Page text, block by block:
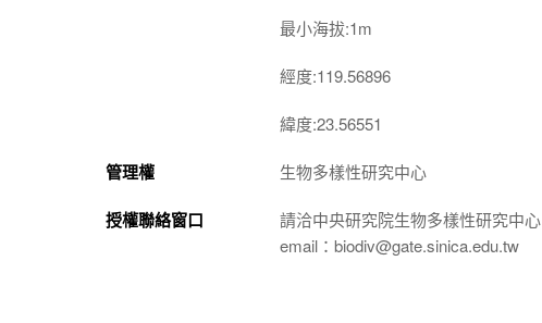
最小海拔:1m
經度:119.56896
緯度:23.56551
管理權 生物多樣性研究中心
授權聯絡窗口
請洽中央研究院生物多樣性研究中心
email：biodiv@gate.sinica.edu.tw